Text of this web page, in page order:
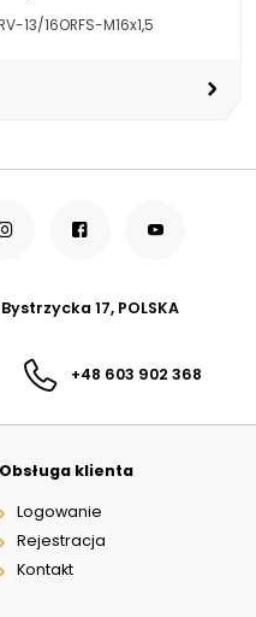
13/16ORFS-M16x1,5
17, POLSKA
+48 603 902 368
Obsługa klienta
Logowanie
Rejestracja
Kontakt